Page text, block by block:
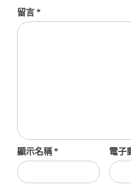
留言*
顯示名稱* 電子